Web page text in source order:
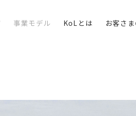
事業モデル KoLとは お客さ